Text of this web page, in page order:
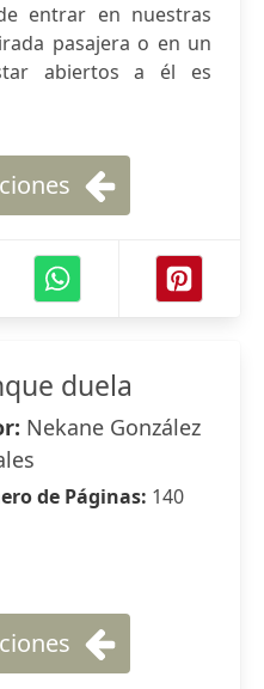
entrar en nuestras
pasajera o en un
abiertos a él es
duela
Nekane González
de Páginas: 140